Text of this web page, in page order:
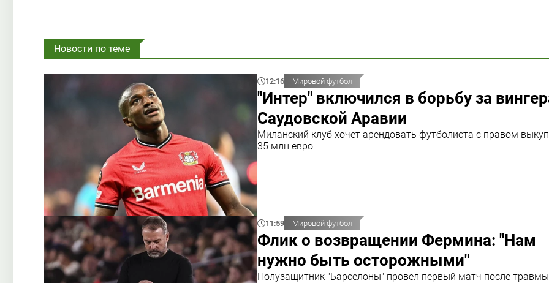
Новости по теме
12:16 Мировой футбол
"Интер" включился в борьбу за
Саудовской Аравии
Миланский клуб хочет арендовать футболиста с правом
35 млн евро
11:59 Мировой футбол
Флик о возвращении Фермина: "Нам
нужно быть осторожными"
Полузащитник "Барселоны" провел первый матч после травмы